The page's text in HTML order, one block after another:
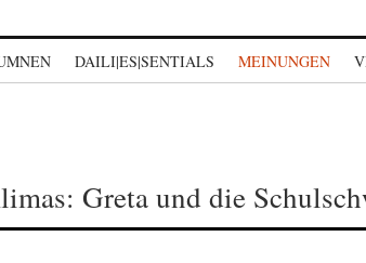
DAILI|ES|SENTIALS MEINUNGEN
Greta und die